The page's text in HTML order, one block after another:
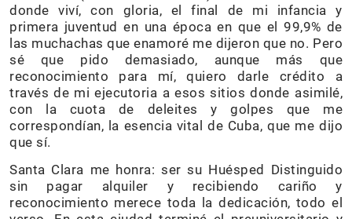
donde viví, con gloria, el final de mi infancia y
primera juventud en una época en que el 99,9% de
las muchachas que enamoré me dijeron que no. Pero
sé que pido demasiado, aunque más que
reconocimiento para mí, quiero darle crédito a
través de mi ejecutoria a esos sitios donde asimilé,
con la cuota de deleites y golpes que me
correspondían, la esencia vital de Cuba, que me dijo
que sí.
Santa Clara me honra: ser su Huésped Distinguido
sin pagar alquiler y recibiendo cariño y
reconocimiento merece toda la dedicación, todo el